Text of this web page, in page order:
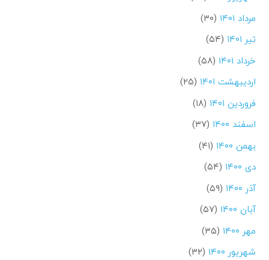
مرداد ۱۴۰۱
(۳۰)
تیر ۱۴۰۱
(۵۴)
خرداد ۱۴۰۱
(۵۸)
اردیبهشت ۱۴۰۱
(۲۵)
فروردین ۱۴۰۱
(۱۸)
اسفند ۱۴۰۰
(۳۷)
بهمن ۱۴۰۰
(۴۱)
دی ۱۴۰۰
(۵۴)
آذر ۱۴۰۰
(۵۹)
آبان ۱۴۰۰
(۵۷)
مهر ۱۴۰۰
(۳۵)
شهریور ۱۴۰۰
(۳۲)